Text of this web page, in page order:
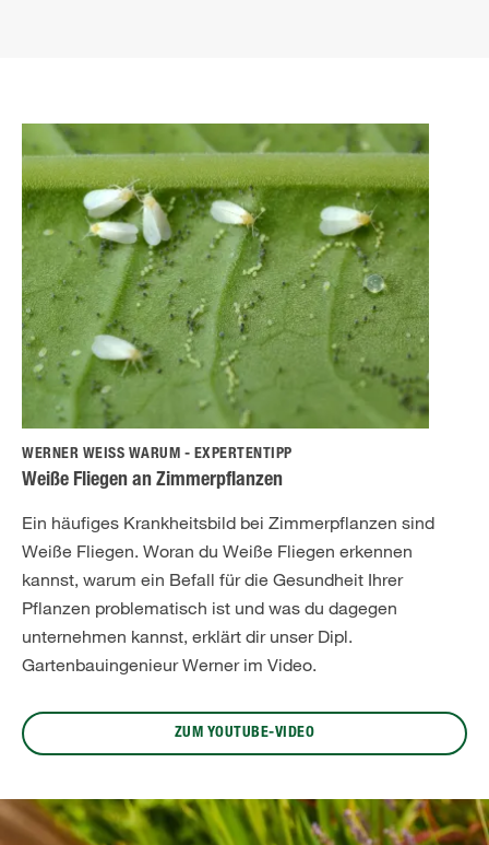
WERNER WEISS WARUM - EXPERTENTIPP
Weiße Fliegen an Zimmerpflanzen
Ein häufiges Krankheitsbild bei Zimmerpflanzen sind
Weiße Fliegen. Woran du Weiße Fliegen erkennen
kannst, warum ein Befall für die Gesundheit Ihrer
Pflanzen problematisch ist und was du dagegen
unternehmen kannst, erklärt dir unser Dipl.
Gartenbauingenieur Werner im Video.
ZUM YOUTUBE-VIDEO